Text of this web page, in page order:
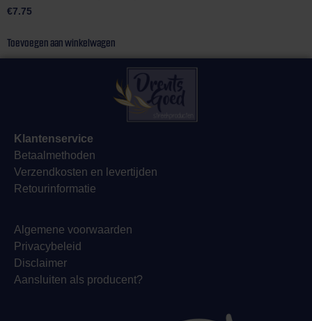
€7.75
Toevoegen aan winkelwagen
Klantenservice
Betaalmethoden
Verzendkosten en levertijden
Retourinformatie
Algemene voorwaarden
Privacybeleid
Disclaimer
Aansluiten als producent?